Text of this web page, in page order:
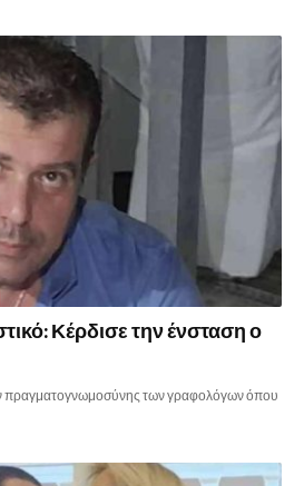
Κέρδισε την ένσταση ο
πραγματογνωμοσύνης των γραφολόγων όπου